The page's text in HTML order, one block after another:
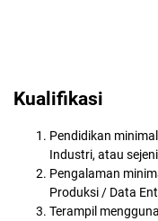
Kualifikasi
Pendidikan
Industri, atau
Pengalaman
Produksi / Data
Terampil